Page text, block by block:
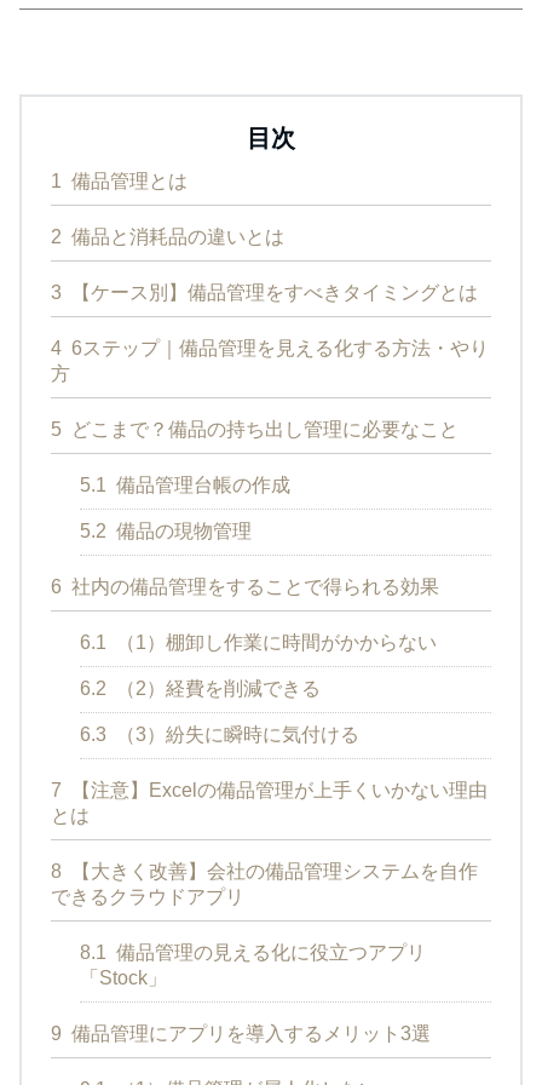
目次
1 備品管理とは
2 備品と消耗品の違いとは
3 【ケース別】備品管理をすべきタイミングとは
4 6ステップ｜備品管理を見える化する方法・やり
方
5 どこまで？備品の持ち出し管理に必要なこと
5.1 備品管理台帳の作成
5.2 備品の現物管理
6 社内の備品管理をすることで得られる効果
6.1 （1）棚卸し作業に時間がかからない
6.2 （2）経費を削減できる
6.3 （3）紛失に瞬時に気付ける
7
【注意】Excelの備品管理が上手くいかない理由
とは
8
【大きく改善】会社の備品管理システムを自作
できるクラウドアプリ
8.1 備品管理の見える化に役立つアプリ
「Stock」
9 備品管理にアプリを導入するメリット3選